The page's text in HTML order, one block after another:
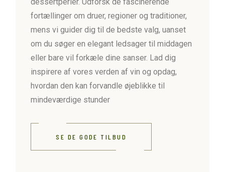
fortællinger om druer, regioner og traditioner,
mens vi guider dig til de bedste valg, uanset
om du søger en elegant ledsager til middagen
eller bare vil forkæle dine sanser. Lad dig
inspirere af vores verden af vin og opdag,
hvordan den kan forvandle øjeblikke til
mindeværdige stunder
SE DE GODE TILBUD